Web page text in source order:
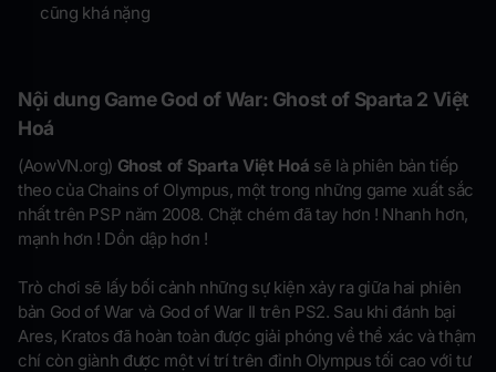
cũng khá nặng
Nội dung Game God of War: Ghost of Sparta 2 Việt
Hoá
(AowVN.org) Ghost of Sparta Việt Hoá sẽ là phiên bản tiếp
theo của Chains of Olympus, một trong những game xuất sắc
nhất trên PSP năm 2008. Chặt chém đã tay hơn ! Nhanh hơn,
mạnh hơn ! Dồn dập hơn !
Trò chơi sẽ lấy bối cảnh những sự kiện xảy ra giữa hai phiên
bản God of War và God of War II trên PS2. Sau khi đánh bại
Ares, Kratos đã hoàn toàn được giải phóng về thể xác và thậm
chí còn giành được một ví trí trên đỉnh Olympus tối cao với tư